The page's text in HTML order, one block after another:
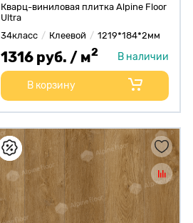
Кварц-виниловая плитка Alpine Floor
Ultra
34класс
Клеевой 1219*184*2мм
1316 руб. / м2 В наличии
В корзину